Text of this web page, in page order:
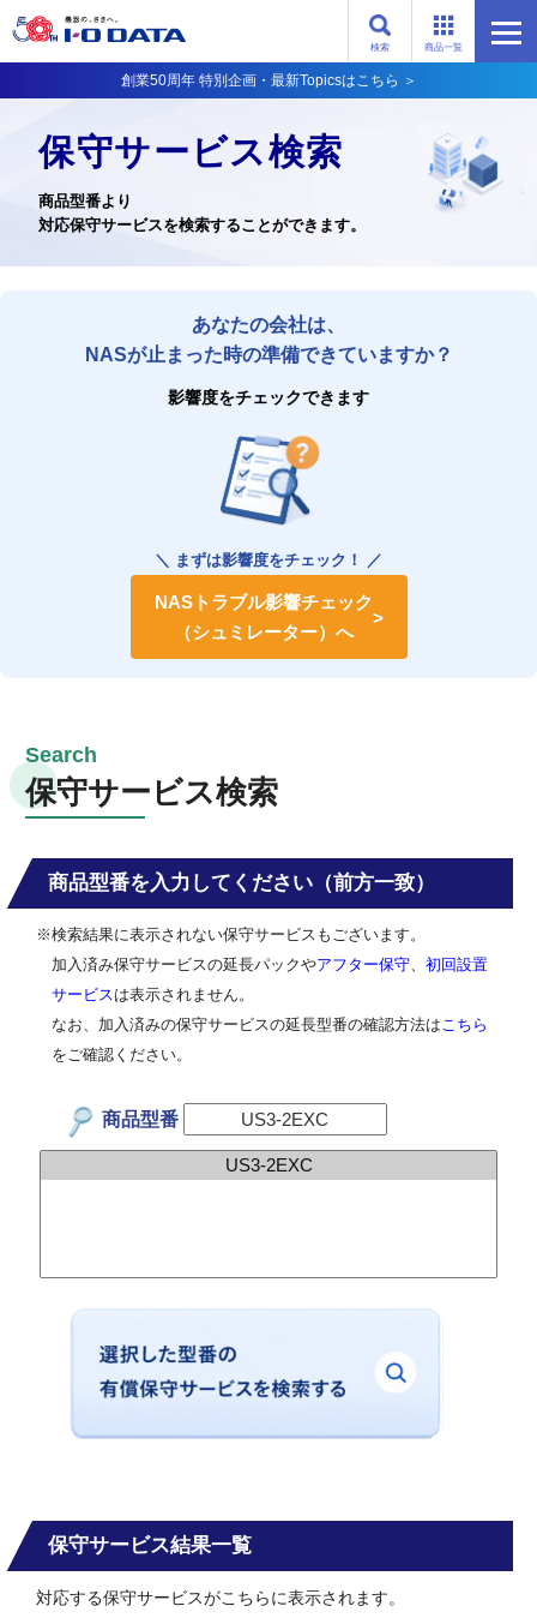
商品一覧
検索
創業50周年 特別企画・最新Topicsはこちら ＞
保守サービス検索
商品型番より
対応保守サービスを検索することができます。
あなたの会社は、
NASが止まった時の準備できていますか？
影響度をチェックできます
＼ まずは影響度をチェック！ ／
NASトラブル影響チェック
（シュミレーター）へ
保守サービス検索
商品型番を入力してください（前方一致）
※検索結果に表示されない保守サービスもございます。
加入済み保守サービスの延長パックやアフター保守
初回設置
サービス は表示されません。
なお、加入済みの保守サービスの延長型番の確認方法は こちら
をご確認ください。
商品型番
保守サービス結果一覧
対応する保守サービスがこちらに表示されます。